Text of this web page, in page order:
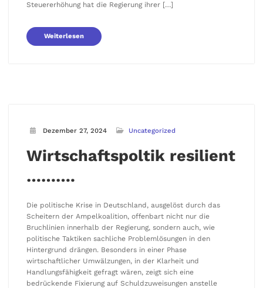
Steuererhöhung hat die Regierung ihrer […]
Weiterlesen
Dezember 27, 2024 Uncategorized
Wirtschaftspoltik resilient
……….
Die politische Krise in Deutschland, ausgelöst durch das
Scheitern der Ampelkoalition, offenbart nicht nur die
Bruchlinien innerhalb der Regierung, sondern auch, wie
politische Taktiken sachliche Problemlösungen in den
Hintergrund drängen. Besonders in einer Phase
wirtschaftlicher Umwälzungen, in der Klarheit und
Handlungsfähigkeit gefragt wären, zeigt sich eine
bedrückende Fixierung auf Schuldzuweisungen anstelle